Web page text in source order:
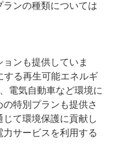
ンの種類については
ンも提供していま
する再生可能エネルギ
電気自動車など環境に
特別プランも提供さ
て環境保護に貢献し
サービスを利用する